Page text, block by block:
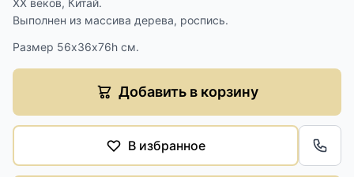
XX веков, Китай.
Выполнен из массива дерева, роспись.
Размер 56х36х76h см.
Добавить в корзину
В избранное